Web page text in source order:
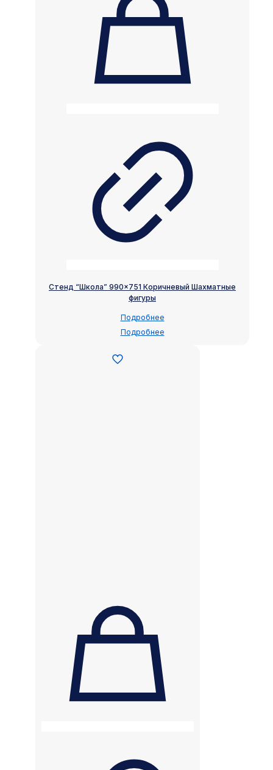
Стенд “Школа” 990×751 Коричневый Шахматные
фигуры
Подробнее
Подробнее